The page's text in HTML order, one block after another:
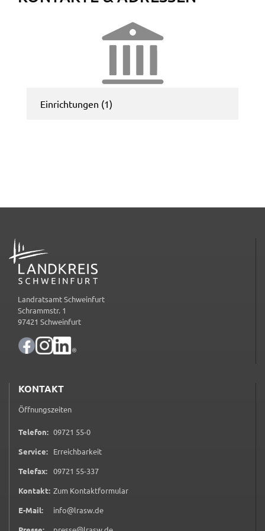
Einrich­tun­gen (1)
ADRESSE
Landratsamt Schweinfurt
Schrammstr. 1
97421 Schweinfurt
KONTAKT
Öffnungszeiten
Telefon: 09721 55-00 9 7 2 1 5 5 0
Service: Erreichbarkeit
Telefax: 09721 55-3370 9 7 2 1 5 5 3 3 7
Kontakt: Zum Kontaktformular(öffnet in neuem Tab)
E-Mail:
info@lrasw.de
Zweck:
Cookie Laufzeit:
Barrierefreiheit
Name:
accessibility
Anbieter:
Landratsamt Schweinfurt
Zweck:
Cookie Laufzeit:
Session
EXTERNE MEDIEN
Wir weisen darauf hin, dass die Verarbeitung Ihrer
Daten bei Aktivierung dieser Auswahlaußerhalb
Schweinfurt liegt und hierfür ausschließlich die
Datenschutzbestimmungen des Anbieters YouTube